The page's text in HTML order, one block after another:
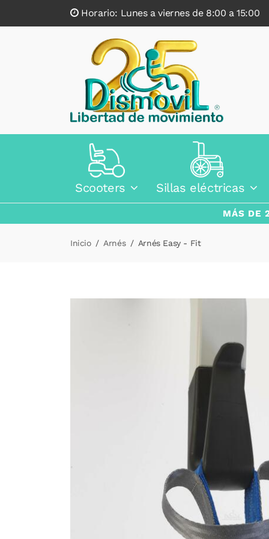
Horario: Lunes a viernes de 8:00 a
Scooters Sillas eléctricas
MÁS DE
Inicio Arnés Arnés Easy - Fit